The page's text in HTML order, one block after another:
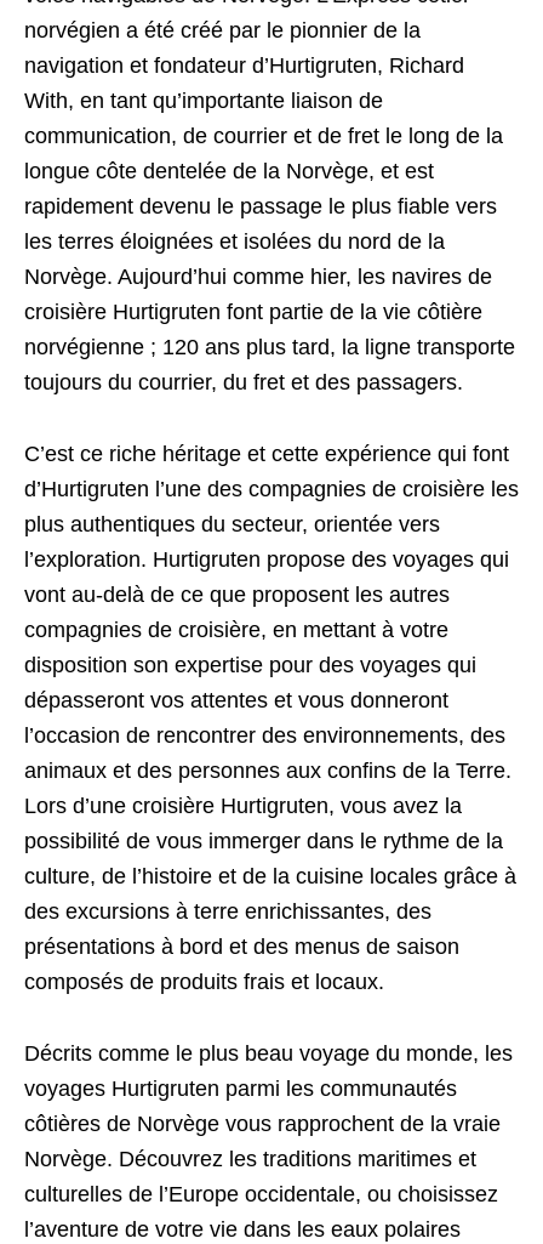
norvégien a été créé par le pionnier de la
navigation et fondateur d’Hurtigruten, Richard
With, en tant qu’importante liaison de
communication, de courrier et de fret le long de la
longue côte dentelée de la Norvège, et est
rapidement devenu le passage le plus fiable vers
les terres éloignées et isolées du nord de la
Norvège. Aujourd’hui comme hier, les navires de
croisière Hurtigruten font partie de la vie côtière
norvégienne ; 120 ans plus tard, la ligne transporte
toujours du courrier, du fret et des passagers.
C’est ce riche héritage et cette expérience qui font
d’Hurtigruten l’une des compagnies de croisière les
plus authentiques du secteur, orientée vers
l’exploration. Hurtigruten propose des voyages qui
vont au-delà de ce que proposent les autres
compagnies de croisière, en mettant à votre
disposition son expertise pour des voyages qui
dépasseront vos attentes et vous donneront
l’occasion de rencontrer des environnements, des
animaux et des personnes aux confins de la Terre.
Lors d’une croisière Hurtigruten, vous avez la
possibilité de vous immerger dans le rythme de la
culture, de l’histoire et de la cuisine locales grâce à
des excursions à terre enrichissantes, des
présentations à bord et des menus de saison
composés de produits frais et locaux.
Décrits comme le plus beau voyage du monde, les
voyages Hurtigruten parmi les communautés
côtières de Norvège vous rapprochent de la vraie
Norvège. Découvrez les traditions maritimes et
culturelles de l’Europe occidentale, ou choisissez
l’aventure de votre vie dans les eaux polaires